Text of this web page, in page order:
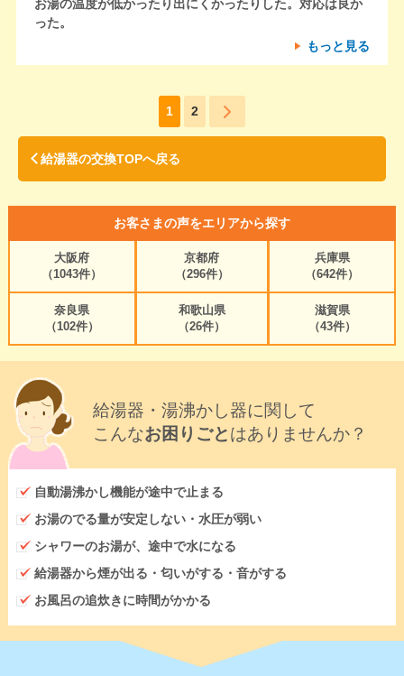
お湯の温度が低かったり出にくかったりした。対応は良か
った。
もっと見る
1 2
給湯器の交換TOPへ戻る
お客さまの声をエリアから探す
大阪府
（1043件）
京都府
（296件）
兵庫県
（642件）
奈良県
（102件）
和歌山県
（26件）
滋賀県
（43件）
給湯器・湯沸かし器に関して
こんなお困りごとはありませんか？
自動湯沸かし機能が途中で止まる
お湯のでる量が安定しない・水圧が弱い
シャワーのお湯が、途中で水になる
給湯器から煙が出る・匂いがする・音がする
お風呂の追炊きに時間がかかる